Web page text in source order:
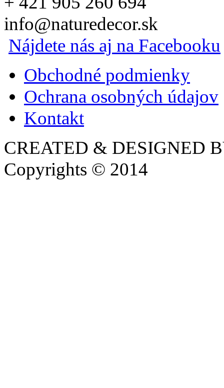
info@naturedecor.sk
Nájdete nás aj na Facebooku
Obchodné podmienky
Ochrana osobných údajov
Kontakt
CREATED & DESIGNED
Copyrights © 2014